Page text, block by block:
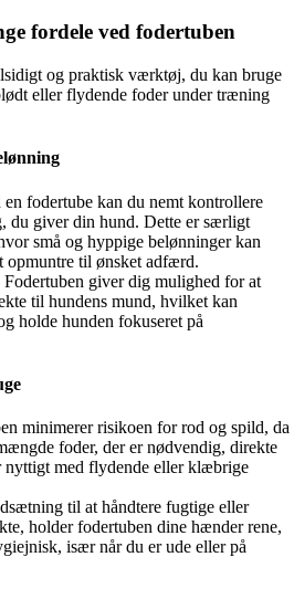
fordele ved fodertuben
og praktisk værktøj, du kan bruge
eller flydende foder under træning
en fodertube kan du nemt kontrollere
du giver din hund. Dette er særligt
små og hyppige belønninger kan
opmuntre til ønsket adfærd.
Fodertuben giver dig mulighed for at
til hundens mund, hvilket kan
holde hunden fokuseret på
minimerer risikoen for rod og spild, da
foder, der er nødvendig, direkte
nyttigt med flydende eller klæbrige
til at håndtere fugtige eller
holder fodertuben dine hænder rene,
især når du er ude eller på